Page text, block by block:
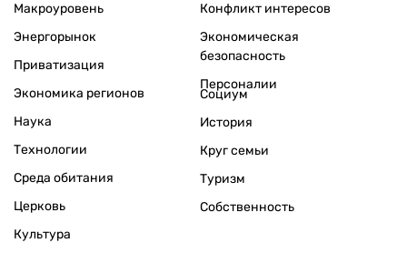
Макроуровень
Энергорынок
Приватизация
Экономика регионов
Конфликт интересов
Экономическая
безопасность
Персоналии
Наука
Технологии
Среда обитания
Церковь
Культура
Социум
История
Круг семьи
Туризм
Собственность